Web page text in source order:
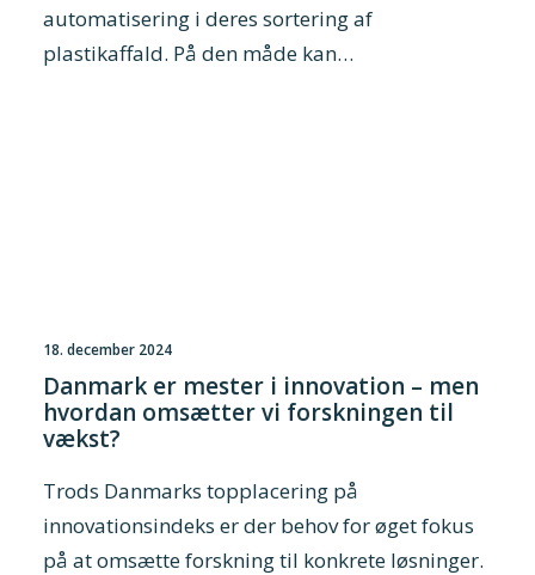
automatisering i deres sortering af
plastikaffald. På den måde kan…
18. december 2024
Danmark er mester i innovation – men
hvordan omsætter vi forskningen til
vækst?
Trods Danmarks topplacering på
innovationsindeks er der behov for øget fokus
på at omsætte forskning til konkrete løsninger.